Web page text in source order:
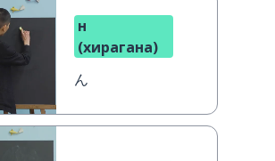
н
(хирагана)
ん